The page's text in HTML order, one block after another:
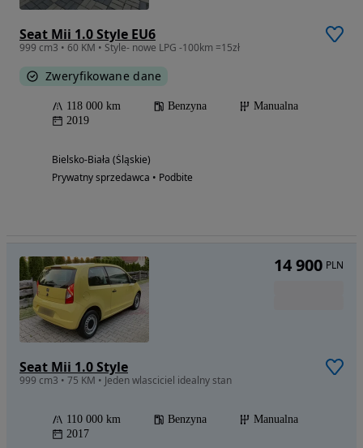
Seat Mii 1.0 Style EU6
999 cm3 • 60 KM • Style- nowe LPG -100km =15zł
Zweryfikowane dane
118 000 km Benzyna
Manualna
2019
Bielsko-Biała (Śląskie)
Prywatny sprzedawca • Podbite
Seat Mii 1.0 Style
999 cm3 • 75 KM • Jeden wlasciciel idealny stan
110 000 km Benzyna
Manualna
2017
14 900 PLN